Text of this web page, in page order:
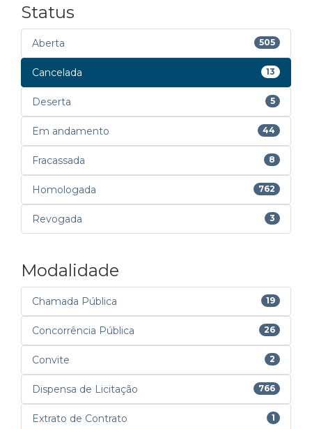
Status
Aberta 505
Cancelada 13
Deserta 5
Em andamento 44
Fracassada 8
Homologada 762
Revogada 3
Modalidade
Chamada Pública 19
Concorrência Pública 26
Convite 2
Dispensa de Licitação 766
Extrato de Contrato 1